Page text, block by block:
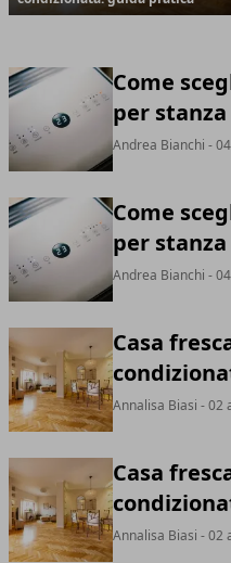
Come
per stanza
Andrea Bianchi -
Come
per stanza
Andrea Bianchi -
Casa
Annalisa Biasi - 02
Casa
Annalisa Biasi - 02